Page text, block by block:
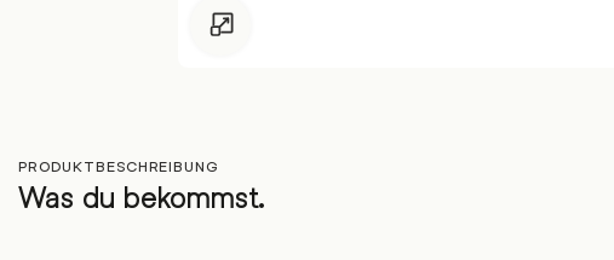
PRODUKTBESCHREIBUNG
Was du bekommst.